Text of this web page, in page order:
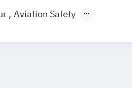
Aviation Safety